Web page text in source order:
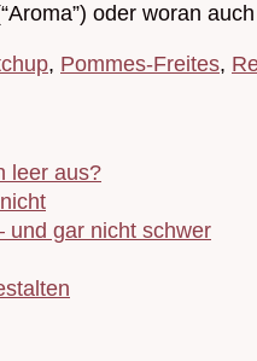
oder woran
, Pommes-Freites,
leer aus?
und gar nicht schwer